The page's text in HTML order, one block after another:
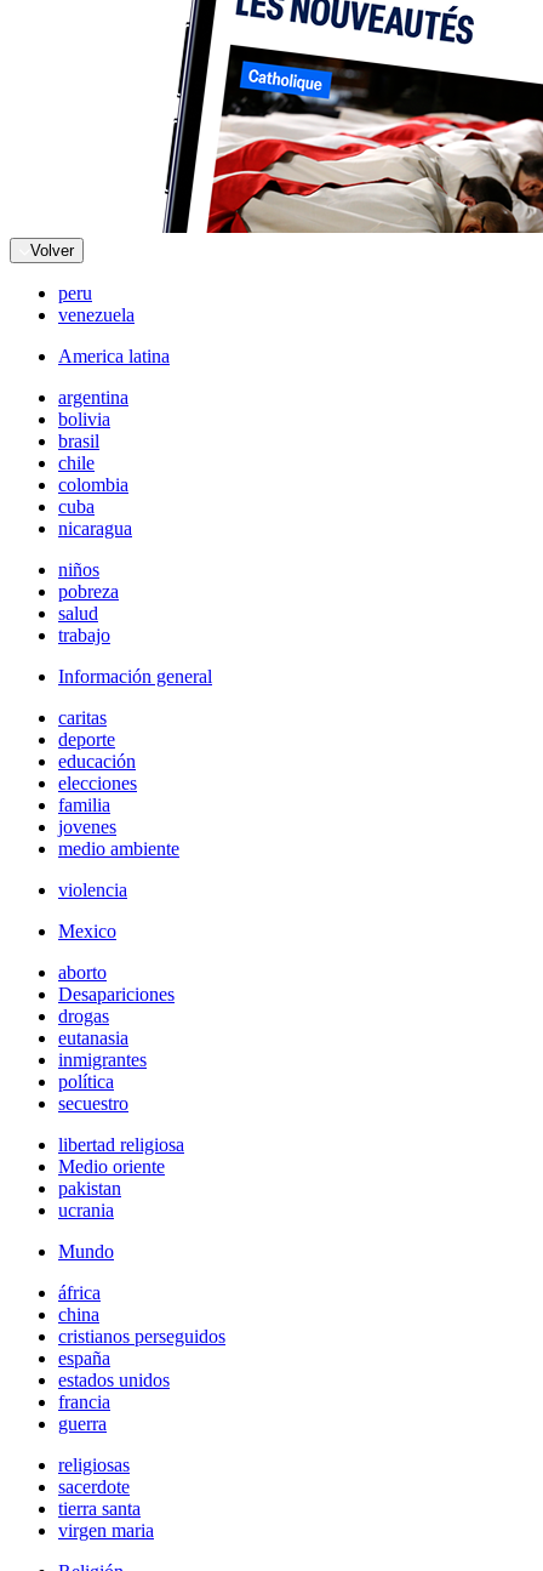
Volver
peru
venezuela
America latina
argentina
bolivia
brasil
chile
colombia
cuba
nicaragua
niños
pobreza
salud
trabajo
Información general
caritas
deporte
educación
elecciones
familia
jovenes
medio ambiente
violencia
Mexico
aborto
Desapariciones
drogas
eutanasia
inmigrantes
política
secuestro
libertad religiosa
Medio oriente
pakistan
ucrania
Mundo
áfrica
china
cristianos perseguidos
españa
estados unidos
francia
guerra
religiosas
sacerdote
tierra santa
virgen maria